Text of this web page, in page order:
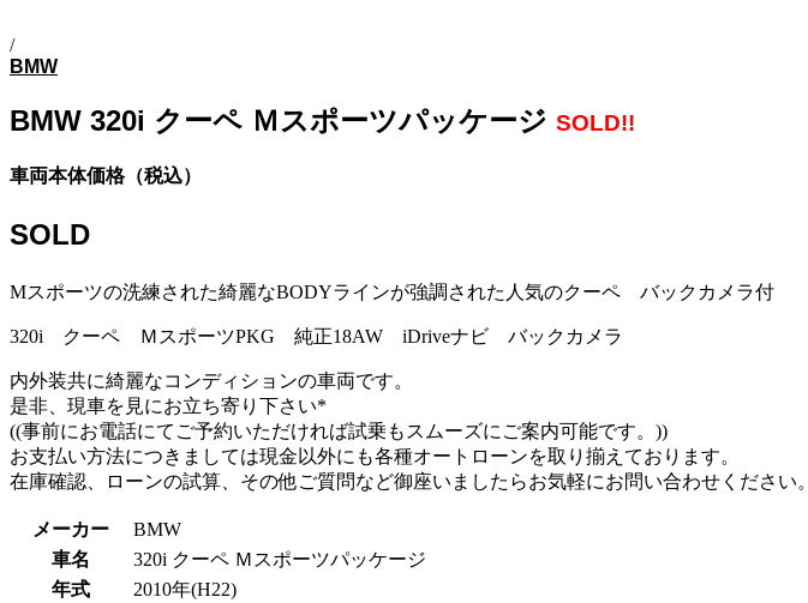
/
BMW
BMW 320i クーペ Ｍスポーツパッケージ SOLD!!
車両本体価格（税込）
SOLD
Mスポーツの洗練された綺麗なBODYラインが強調された人気のクーペ バックカメラ付
320i クーペ ＭスポーツPKG 純正18AW iDriveナビ バックカメラ
内外装共に綺麗なコンディションの車両です。
是非、現車を見にお立ち寄り下さい*
((事前にお電話にてご予約いただければ試乗もスムーズにご案内可能です。))
お支払い方法につきましては現金以外にも各種オートローンを取り揃えております。
在庫確認、ローンの試算、その他ご質問など御座いましたらお気軽にお問い合わせください。
メーカー
BMW
車名
320i クーペ Ｍスポーツパッケージ
年式
2010年(H22)